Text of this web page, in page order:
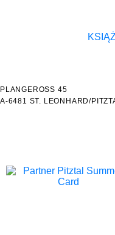
PLANGEROSS 45
A-6481 ST. LEONHARD/